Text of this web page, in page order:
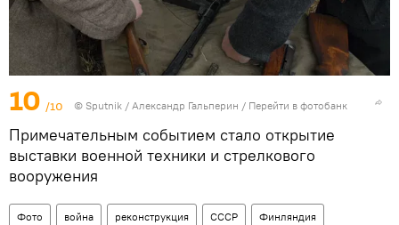
10 /10 © Sputnik / Александр Гальперин / Перейти в фотобанк
Примечательным событием стало открытие
выставки военной техники и стрелкового
вооружения
Фото война реконструкция СССР Финляндия